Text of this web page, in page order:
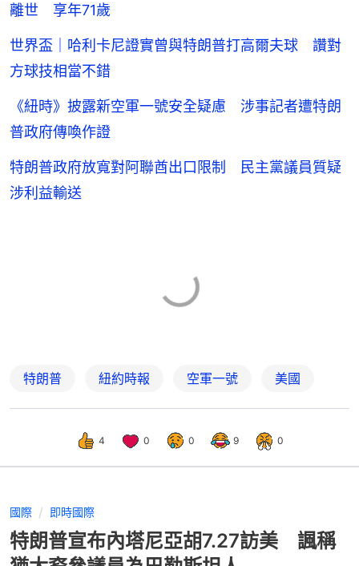
離世 享年71歲
世界盃｜哈利卡尼證實曾與特朗普打高爾夫球 讚對
方球技相當不錯
《紐時》披露新空軍一號安全疑慮 涉事記者遭特朗
普政府傳喚作證
特朗普政府放寬對阿聯酋出口限制 民主黨議員質疑
涉利益輸送
特朗普 紐約時報 空軍一號 美國
4 0 0 9 0
國際 即時國際
特朗普宣布內塔尼亞胡7.27訪美 諷稱